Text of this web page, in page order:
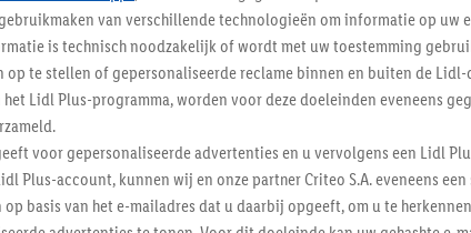
Blijf op de
Inschrijven
van verschillende technologieën om informatie op uw
is technisch noodzakelijk of wordt met uw toestemming
te stellen of gepersonaliseerde reclame binnen en buiten de Lidl-
Lidl Plus-programma, worden voor deze doeleinden eveneens
voor gepersonaliseerde advertenties en u vervolgens een Lidl
Plus-account, kunnen wij en onze partner Criteo S.A. eveneens
basis van het e-mailadres dat u daarbij opgeeft, om u te